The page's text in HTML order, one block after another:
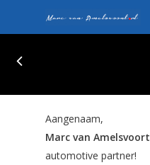
Aangenaam,
Marc van Amelsvoort
automotive partner!